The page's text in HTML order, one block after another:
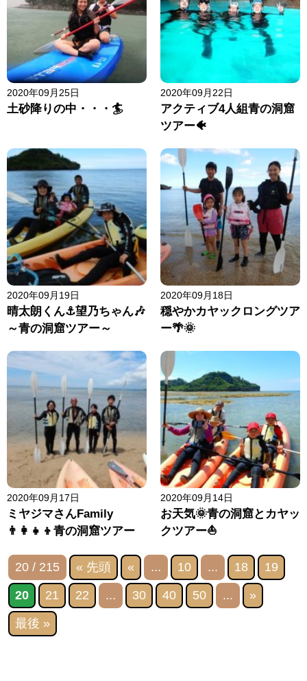
2020年09月25日
土砂降りの中・・・🏄
2020年09月22日
アクティブ4人組青の洞窟
ツアー🐠
2020年09月19日
晴太朗くん⚓望乃ちゃん🎶
～青の洞窟ツアー～
2020年09月18日
穏やかカヤックロングツア
ー🌴🌞
2020年09月17日
ミヤジマさんFamily
👨‍👩‍👧‍👦青の洞窟ツアー
2020年09月14日
お天気🌞青の洞窟とカヤッ
クツアー⛵
20 / 215 « 先頭 « ... 10 ... 18 19
20 21 22 ... 30 40 50 ... »
最後 »